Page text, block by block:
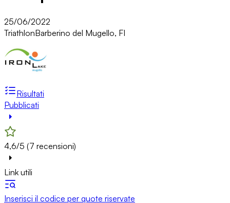
25/06/2022
TriathlonBarberino del Mugello, FI
Risultati
Pubblicati
4,6/5 (7 recensioni)
Link utili
Inserisci il codice per quote riservate